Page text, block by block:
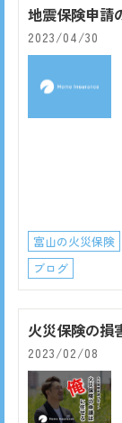
地震保険申請
2023/04/30
富山の火災保険
ブログ
火災保険の損
2023/02/08